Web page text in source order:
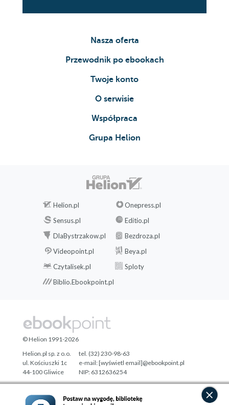
Nasza oferta
Przewodnik po ebookach
Twoje konto
O serwisie
Współpraca
Grupa Helion
Helion.pl
Onepress.pl
Sensus.pl
Editio.pl
DlaBystrzakow.pl
Bezdroza.pl
Videopoint.pl
Beya.pl
Czytalisek.pl
Sploty
Biblio.Ebookpoint.pl
Designed with ♥ byTonik.pl
© Helion 1991-2026
Helion.pl sp. z o.o.
ul. Kościuszki 1c
44-100 Gliwice
tel. (32) 230-98-63
e-mail:[wyświetl email]@ebookpoint.pl
NIP: 6312636254
Regon: 241989027